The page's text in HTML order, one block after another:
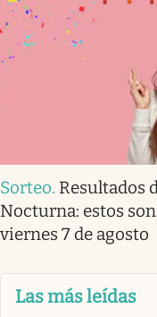
Sorteo. Resultados
Nocturna: estos
viernes 7 de agosto
Las más leídas